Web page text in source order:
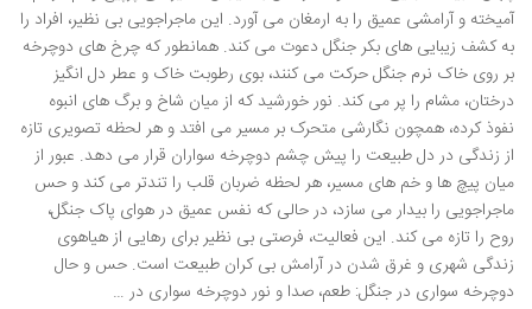
آمیخته و آرامشی عمیق را به ارمغان می آورد. این ماجراجویی بی نظیر، افراد را
به کشف زیبایی های بکر جنگل دعوت می کند. همانطور که چرخ های دوچرخه
بر روی خاک نرم جنگل حرکت می کنند، بوی رطوبت خاک و عطر دل انگیز
درختان، مشام را پر می کند. نور خورشید که از میان شاخ و برگ های انبوه
نفوذ کرده، همچون نگارشی متحرک بر مسیر می افتد و هر لحظه تصویری تازه
از زندگی در دل طبیعت را پیش چشم دوچرخه سواران قرار می دهد. عبور از
میان پیچ ها و خم های مسیر، هر لحظه ضربان قلب را تندتر می کند و حس
ماجراجویی را بیدار می سازد، در حالی که نفس عمیق در هوای پاک جنگل،
روح را تازه می کند. این فعالیت، فرصتی بی نظیر برای رهایی از هیاهوی
زندگی شهری و غرق شدن در آرامش بی کران طبیعت است. حس و حال
دوچرخه سواری در جنگل: طعم، صدا و نور دوچرخه سواری در …